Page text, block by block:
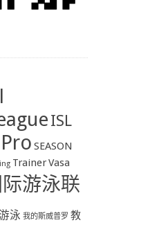
ISL
SEASON
TrainerVasa
际游泳联
泳 我的斯威普罗 教